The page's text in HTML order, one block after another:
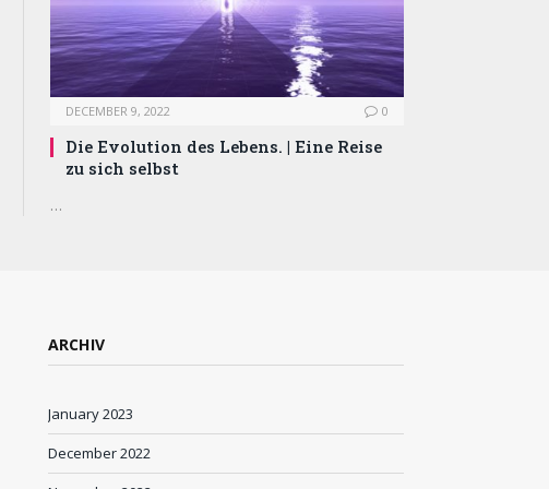
DECEMBER 9, 2022 0
Die Evolution des Lebens. | Eine Reise
zu sich selbst
…
ARCHIV
January 2023
December 2022